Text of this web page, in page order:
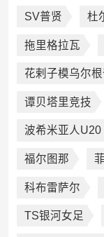
SV普贤 杜
拖里格拉瓦
花剌子模乌尔
谭贝塔里竞技
波希米亚人U20
福尔图那
科布雷萨尔
TS银河女足